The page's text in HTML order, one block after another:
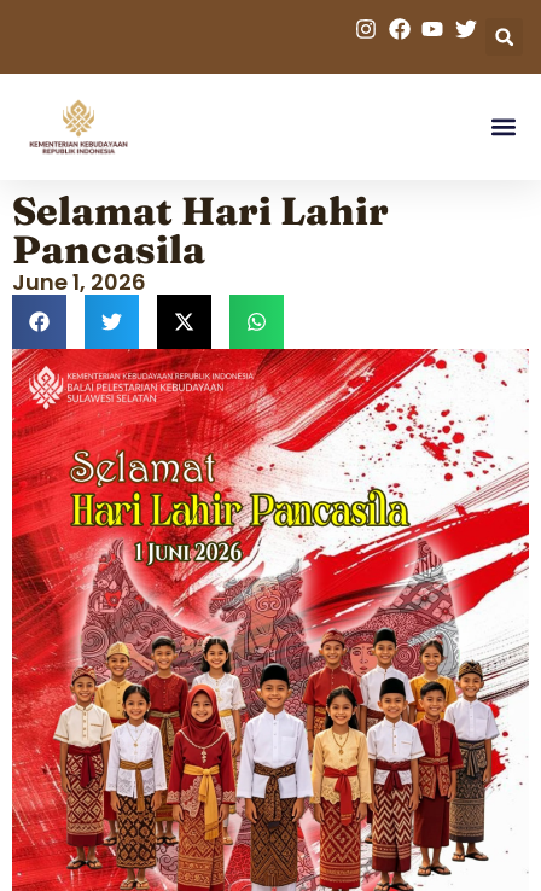
Selamat Hari Lahir
Pancasila
June 1, 2026